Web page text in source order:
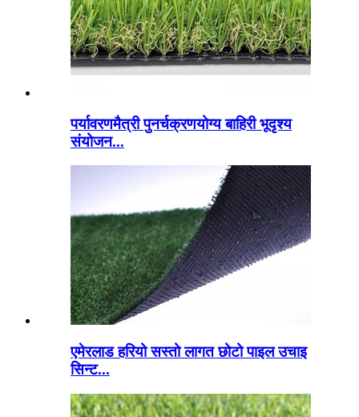
पर्यावरणमैत्री पुनर्चक्रणयोग्य बाहिरी भूदृश्य
संयोजन...
एमेरलाड हरियो सस्तो लागत छोटो पाइल उचाइ
सिन्ट...